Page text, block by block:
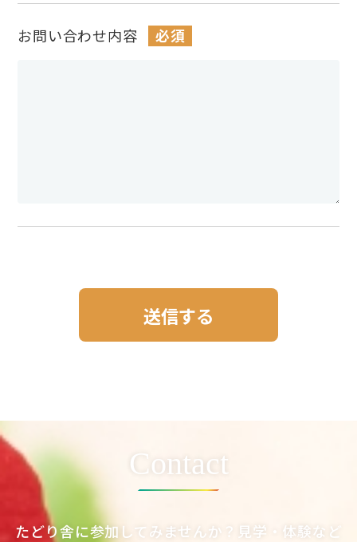
お問い合わせ内容 必須
Contact
たどり舎に参加してみませんか？見学・体験など